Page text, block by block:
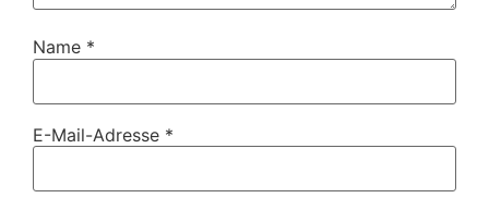
Name *
E-Mail-Adresse *